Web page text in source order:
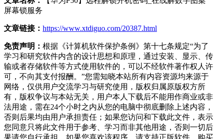
屏幕锁服务
文章链接： https://www.xtdiguo.com/20387.html
免责声明： 根据《计算机软件保护条例》第十七条规定“为了
学习和研究软件内含的设计思想和原理，通过安装、显示、传
输或者存储软件等方式使用软件的，可以不经软件著作权人许
可，不向其支付报酬。”您需知晓本站所有内容资源均来源于
网络，仅供用户交流学习与研究使用，版权归属原版权方所
有，版权争议与本站无关，用户本人下载后不能用作商业或非
法用途，需在24个小时之内从您的电脑中彻底删除上述内容，
否则后果均由用户承担责任；如果您访问和下载此文件，表示
您同意只将此文件用于参考、学习而非其他用途，否则一切后
果请您自行承担，如果您喜欢该程序，请支持正版软件，购买